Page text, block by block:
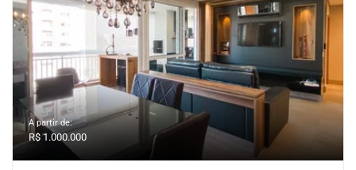
A partir de:
R$ 1.000.000